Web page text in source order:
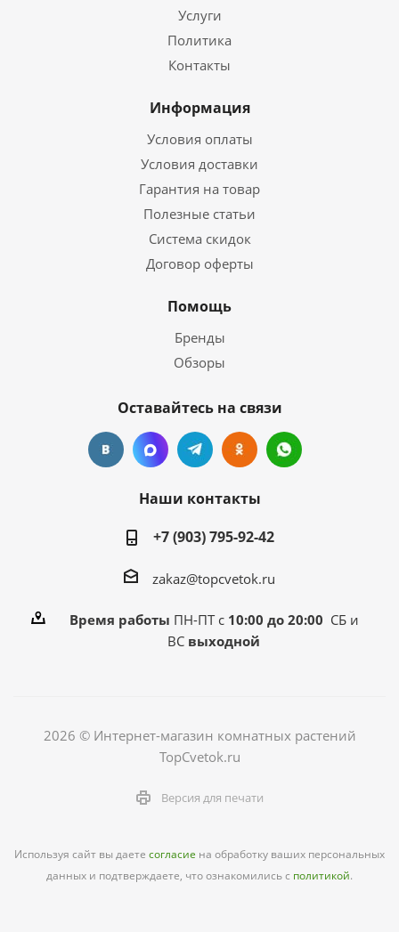
Услуги
Политика
Контакты
Информация
Условия оплаты
Условия доставки
Гарантия на товар
Полезные статьи
Система скидок
Договор оферты
Помощь
Бренды
Обзоры
Оставайтесь на связи
Наши контакты
+7 (903) 795-92-42
zakaz@topcvetok.ru
Время работы ПН-ПТ с 10:00 до 20:00 СБ и
ВС выходной
2026 © Интернет-магазин комнатных растений
TopCvetok.ru
Версия для печати
Используя сайт вы даете согласие на обработку ваших персональных
данных и подтверждаете, что ознакомились с политикой.